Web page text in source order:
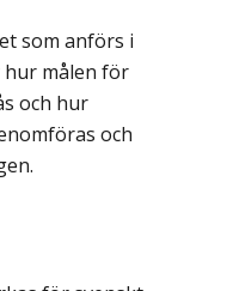
som anförs i
målen för
och hur
och